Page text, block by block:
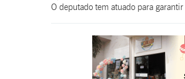
O deputado tem atuado para